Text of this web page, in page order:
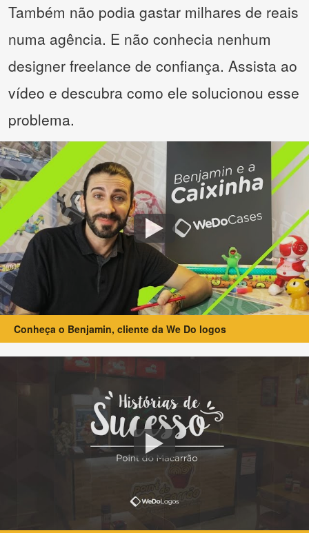
Também não podia gastar milhares de reais
numa agência. E não conhecia nenhum
designer freelance de confiança. Assista ao
vídeo e descubra como ele solucionou esse
problema.
Conheça o Benjamin, cliente da We Do logos